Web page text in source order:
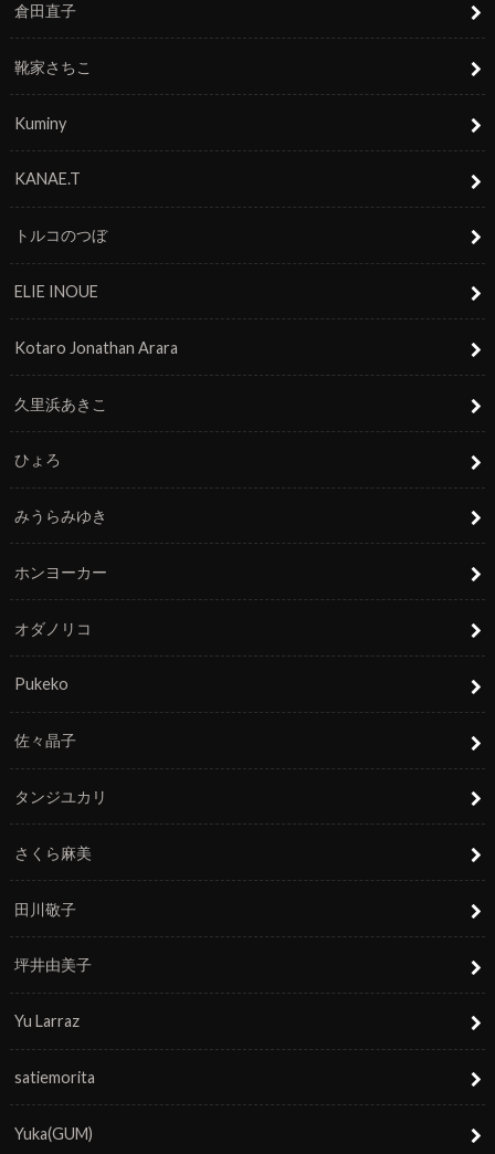
倉田直子
靴家さちこ
Kuminy
KANAE.T
トルコのつぼ
ELIE INOUE
Kotaro Jonathan Arara
久里浜あきこ
ひょろ
みうらみゆき
ホンヨーカー
オダノリコ
Pukeko
佐々晶子
タンジユカリ
さくら麻美
田川敬子
坪井由美子
Yu Larraz
satiemorita
Yuka(GUM)